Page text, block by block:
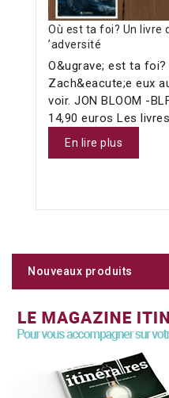
Où est ta foi? Un livre
’adversité
O&ugrave; est ta
Zach&eacute;e eux
voir. JON BLOOM -
14,90 euros Les
En lire plus
Nouveaux produits